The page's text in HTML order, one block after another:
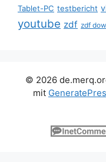
Tablet-PC testbericht
youtube zdf zdf
© 2026
mit